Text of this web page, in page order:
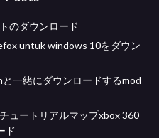
のダウンロード
untuk windows 10をダウン
一緒にダウンロードするmod
ュートリアルマップxbox 360
ド